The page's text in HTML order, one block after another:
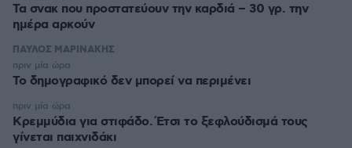
Τα σνακ που προστατεύουν την καρδιά – 30 γρ. την
ημέρα αρκούν
ΠΑΥΛΟΣ ΜΑΡΙΝΑΚΗΣ
Το δημογραφικό δεν μπορεί να περιμένει
πριν μία ώρα
Κρεμμύδια για στιφάδο. Έτσι το ξεφλούδισμά τους
γίνεται παιχνιδάκι
πριν μία ώρα